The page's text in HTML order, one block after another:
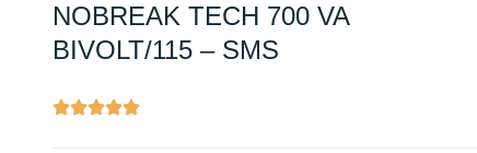
NOBREAK TECH 700 VA
BIVOLT/115 – SMS